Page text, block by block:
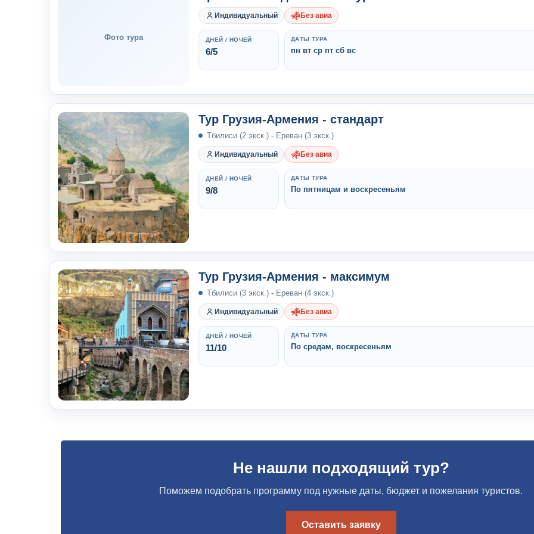
Фото тура
Индивидуальный Без авиа
ДНЕЙ / НОЧЕЙ
6/5
ДАТЫ ТУРА
пн вт ср пт сб вс
Тур Грузия-Армения - стандарт
Тбилиси (2 экск.) - Ереван (3 экск.)
Индивидуальный Без авиа
ДНЕЙ / НОЧЕЙ
9/8
ДАТЫ ТУРА
По пятницам и воскресеньям
Тур Грузия-Армения - максимум
Тбилиси (3 экск.) - Ереван (4 экск.)
Индивидуальный Без авиа
ДНЕЙ / НОЧЕЙ
11/10
ДАТЫ ТУРА
По средам, воскресеньям
Не нашли подходящий тур?
Поможем подобрать программу под нужные даты, бюджет и пожелания туристов.
Оставить заявку